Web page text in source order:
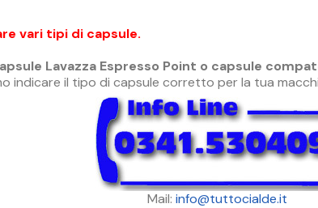
vari tipi di capsule.
Lavazza Espresso Point o capsule
indicare il tipo di capsule corretto per la tua
Mail: info@tuttocialde.it